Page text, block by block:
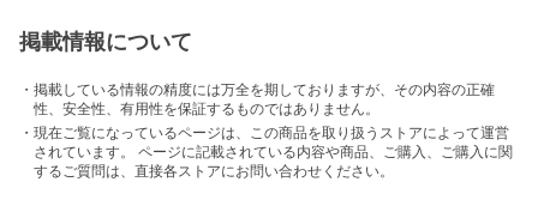
掲載情報について
・掲載している情報の精度には万全を期しておりますが、その内容の正確
性、安全性、有用性を保証するものではありません。
・現在ご覧になっているページは、この商品を取り扱うストアによって運営
されています。 ページに記載されている内容や商品、ご購入 、ご購入に関
するご質問は、直接各ストアにお問い合わせください。